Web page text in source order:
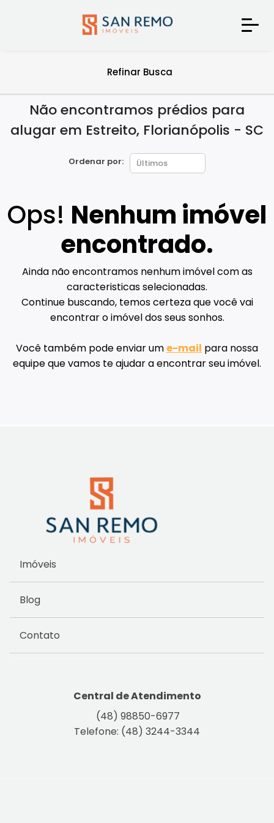
Refinar Busca
Não encontramos prédios para
alugar em Estreito, Florianópolis - SC
Ordenar por:
Ops! Nenhum imóvel
encontrado.
Ainda não encontramos nenhum imóvel com as
caracteristicas selecionadas.
Continue buscando, temos certeza que você vai
encontrar o imóvel dos seus sonhos.
Você também pode enviar um e-mail para nossa
equipe que vamos te ajudar a encontrar seu imóvel.
Imóveis
Blog
Contato
Central de Atendimento
(48) 98850-6977
Telefone: (48) 3244-3344